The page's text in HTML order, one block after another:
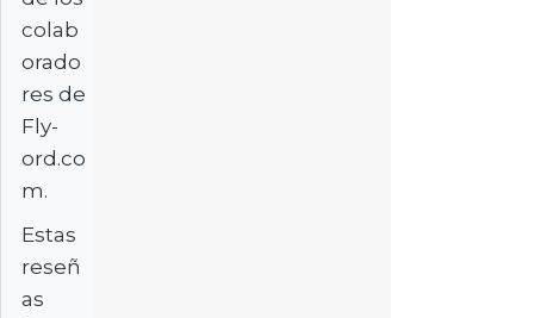
colab
orado
res de
Fly-
ord.co
m.
Estas
reseñ
as